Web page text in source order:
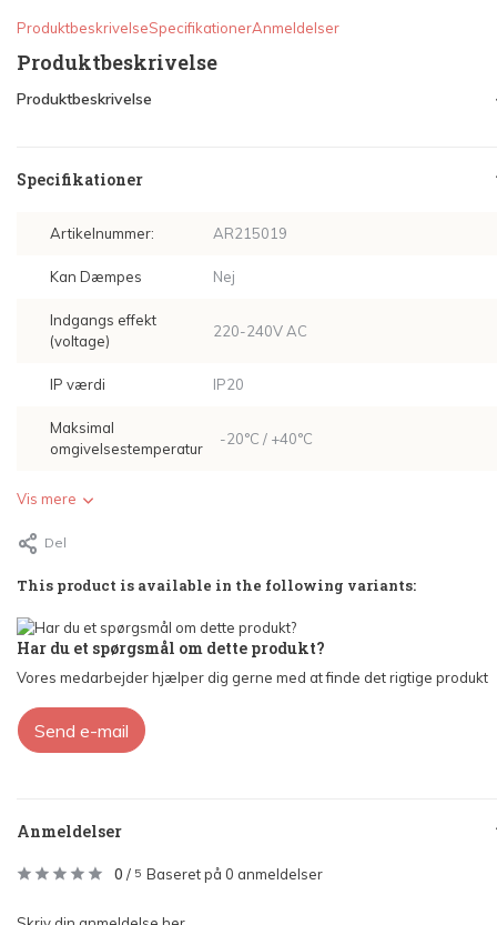
ProduktbeskrivelseSpecifikationerAnmeldelser
Produktbeskrivelse
Produktbeskrivelse
Specifikationer
Artikelnummer: AR215019
Kan Dæmpes Nej
Indgangs effekt
(voltage)
220-240V AC
IP værdi IP20
Maksimal
omgivelsestemperatur
-20°C / +40°C
Vis mere
Del
This product is available in the following variants:
Har du et spørgsmål om dette produkt?
Vores medarbejder hjælper dig gerne med at finde det rigtige produkt
Send e-mail
Anmeldelser
0 / 5 Baseret på 0 anmeldelser